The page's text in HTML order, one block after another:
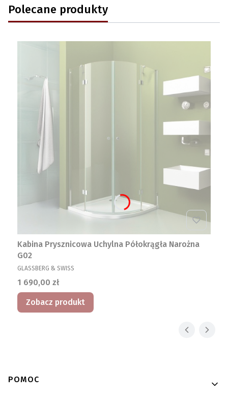
Polecane produkty
Kabina Prysznicowa Uchylna Półokrągła Narożna
G02
PRODUCENT
GLASSBERG & SWISS
Cena
1 690,00 zł
Zobacz produkt
Linki w stopce
POMOC